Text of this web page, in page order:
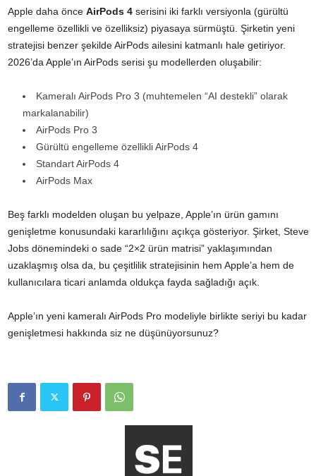
Apple daha önce AirPods 4 serisini iki farklı versiyonla (gürültü
engelleme özellikli ve özelliksiz) piyasaya sürmüştü. Şirketin yeni
stratejisi benzer şekilde AirPods ailesini katmanlı hale getiriyor.
2026’da Apple’ın AirPods serisi şu modellerden oluşabilir:
Kameralı AirPods Pro 3 (muhtemelen “AI destekli” olarak
markalanabilir)
AirPods Pro 3
Gürültü engelleme özellikli AirPods 4
Standart AirPods 4
AirPods Max
Beş farklı modelden oluşan bu yelpaze, Apple’ın ürün gamını
genişletme konusundaki kararlılığını açıkça gösteriyor. Şirket, Steve
Jobs dönemindeki o sade “2×2 ürün matrisi” yaklaşımından
uzaklaşmış olsa da, bu çeşitlilik stratejisinin hem Apple’a hem de
kullanıcılara ticari anlamda oldukça fayda sağladığı açık.
Apple’ın yeni kameralı AirPods Pro modeliyle birlikte seriyi bu kadar
genişletmesi hakkında siz ne düşünüyorsunuz?